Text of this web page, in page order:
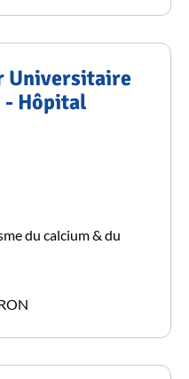
Universitaire
- Hôpital
du calcium & du